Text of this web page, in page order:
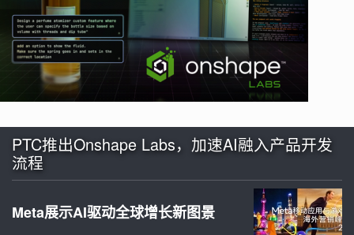
PTC推出Onshape Labs，加速AI融入产品开发
流程
Meta展示AI驱动全球增长新图景